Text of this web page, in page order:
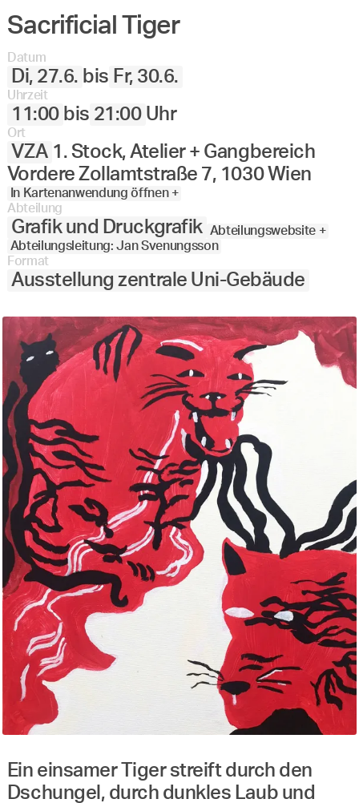
27. 28. 29. 30. Juni
Sacrificial Tiger
Datum
Di, 27.6. bis Fr, 30.6.
Uhrzeit
11:00 bis 21:00 Uhr
Ort
VZA 1. Stock, Atelier + Gangbereich
Vordere Zollamtstraße 7, 1030 Wien
In Kartenanwendung öffnen +
Abteilung
Grafik und Druckgrafik Abteilungswebsite +
Abteilungsleitung: Jan Svenungsson
Format
Ausstellung zentrale Uni-Gebäude
Ein einsamer Tiger streift durch den
Dschungel, durch dunkles Laub und